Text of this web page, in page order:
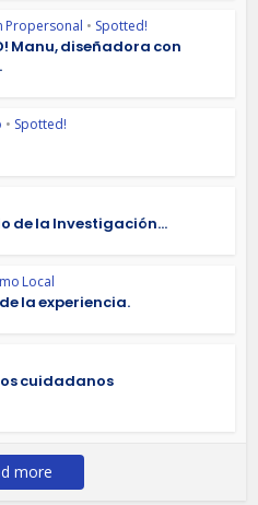
Propersonal • Spotted!
Manu, diseñadora con
• Spotted!
de la Investigación...
Local
la experiencia.
cuidadanos
more